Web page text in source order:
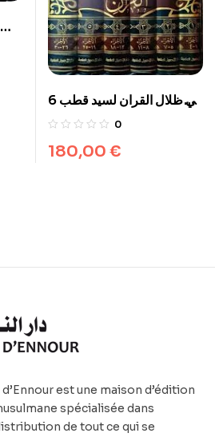
في ظلال القران لسيد قطب 6
مجلدات
0
180,00 €
est une maison d’édition
spécialisée dans
de tout ce qui se